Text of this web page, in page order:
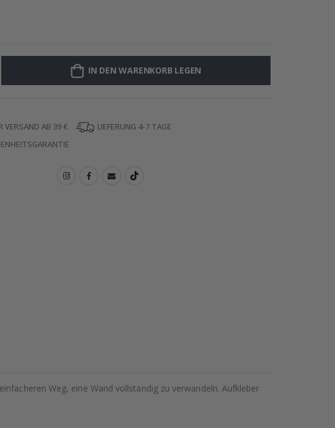
IN DEN WARENKORB LEGEN
VERSAND AB 39 €
LIEFERUNG 4-7 TAGE
Weg, eine Wand vollständig zu verwandeln. Aufkleber